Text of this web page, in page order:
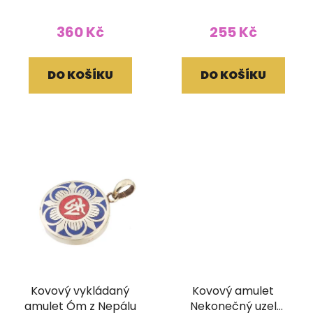
360 Kč
DO KOŠÍKU
255 Kč
DO KOŠÍKU
Kovový vykládaný
amulet Óm z Nepálu
Kovový amulet
Nekonečný uzel